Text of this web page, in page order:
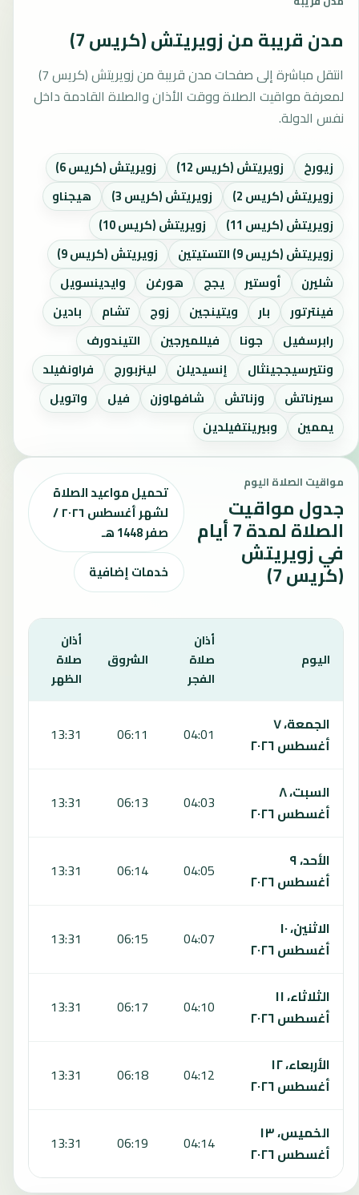
مدن قريبة من زويريتش (كريس 7)
انتقل مباشرة إلى صفحات مدن قريبة من زويريتش (كريس 7)
لمعرفة مواقيت الصلاة ووقت الأذان والصلاة القادمة داخل
نفس الدولة.
زيورخ زويريتش (كريس 12)
زويريتش (كريس 6)
زويريتش (كريس 2)
زويريتش (كريس 3)
هيجناو
زويريتش (كريس 11)
زويريتش (كريس 10)
زويريتش (كريس 9) التستيتين
زويريتش (كريس 9)
شليرن
أوستير يجج هورغن
وايدينسويل
فينترتور
بار ويتينجين زوج تشام
بادين
رابرسفيل
جونا فيللميرجين
التيندورف
ونتيرسيججينثال
إنسيديلن لينزبورج
فراونفيلد
سيرناتش
وزناتش شافهاوزن فيل
واتويل
يممين
وبيرينتفيلدين
مواقيت الصلاة اليوم
جدول مواقيت
الصلاة لمدة 7 أيام
في زويريتش
(كريس 7)
تحميل مواعيد الصلاة
لشهر أغسطس ٢٠٢٦ /
صفر 1448 هـ
خدمات إضافية
اليوم
أذان
صلاة
الفجر
الشروق
أذان
صلاة
الظهر
الجمعة، ٧
أغسطس ٢٠٢٦
04:01
06:11
13:31
السبت، ٨
أغسطس ٢٠٢٦
04:03
06:13
13:31
الأحد، ٩
أغسطس ٢٠٢٦
04:05
06:14
13:31
الاثنين، ١٠
أغسطس ٢٠٢٦
04:07
06:15
13:31
الثلاثاء، ١١
أغسطس ٢٠٢٦
04:10
06:17
13:31
الأربعاء، ١٢
أغسطس ٢٠٢٦
04:12
06:18
13:31
الخميس، ١٣
أغسطس ٢٠٢٦
04:14
06:19
13:31